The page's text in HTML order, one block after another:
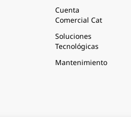
Cuenta
Comercial Cat
Soluciones
Tecnológicas
Mantenimiento